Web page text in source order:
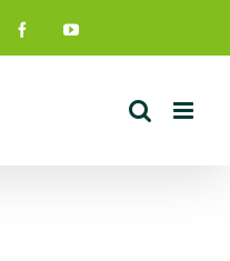
FacebookYouTube